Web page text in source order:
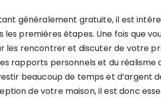
généralement gratuite, il est
les premières étapes. Une fois que
les rencontrer et discuter de votre
rapports personnels et du
beaucoup de temps et d’argent
de votre maison, il est donc